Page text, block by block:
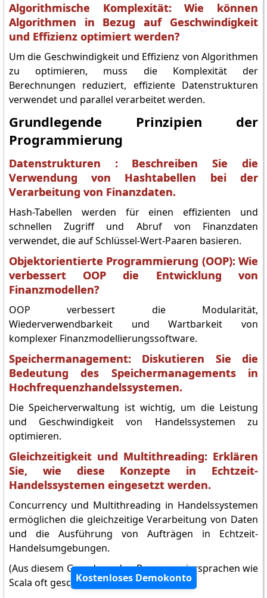
Algorithmische Komplexität: Wie können
Algorithmen in Bezug auf Geschwindigkeit
und Effizienz optimiert werden?
Um die Geschwindigkeit und Effizienz von Algorithmen
zu optimieren, muss die Komplexität der
Berechnungen reduziert, effiziente Datenstrukturen
verwendet und parallel verarbeitet werden.
Grundlegende Prinzipien der
Programmierung
Datenstrukturen : Beschreiben Sie die
Verwendung von Hashtabellen bei der
Verarbeitung von Finanzdaten.
Hash-Tabellen werden für einen effizienten und
schnellen Zugriff und Abruf von Finanzdaten
verwendet, die auf Schlüssel-Wert-Paaren basieren.
Objektorientierte Programmierung (OOP): Wie
verbessert OOP die Entwicklung von
Finanzmodellen?
OOP verbessert die Modularität,
Wiederverwendbarkeit und Wartbarkeit von
komplexer Finanzmodellierungssoftware.
Speichermanagement: Diskutieren Sie die
Bedeutung des Speichermanagements in
Hochfrequenzhandelssystemen.
Die Speicherverwaltung ist wichtig, um die Leistung
und Geschwindigkeit von Handelssystemen zu
optimieren.
Gleichzeitigkeit und Multithreading: Erklären
Sie, wie diese Konzepte in Echtzeit-
Handelssystemen eingesetzt werden.
Concurrency und Multithreading in Handelssystemen
ermöglichen die gleichzeitige Verarbeitung von Daten
und die Ausführung von Aufträgen in Echtzeit-
Handelsumgebungen.
(Aus diesem Grund werden Programmiersprachen wie
Scala oft geschätzt).Kostenloses Demokonto